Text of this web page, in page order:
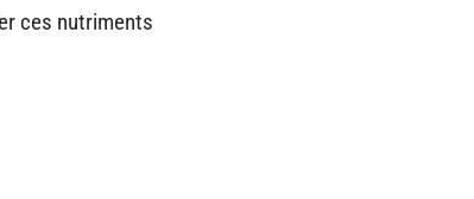
ces nutriments